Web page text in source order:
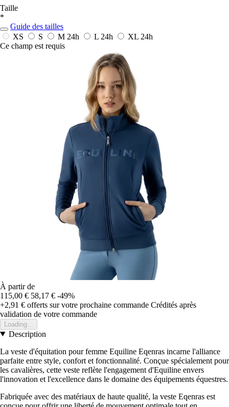
Taille
*
Guide des tailles
XS
S M 24h L 24h XL 24h
Ce champ est requis
À partir de
115,00 € 58,17 € -49%
+2,91 € offerts sur votre prochaine commande Crédités après
validation de votre commande
Loading...
Description
La veste d'équitation pour femme Equiline Eqenras incarne l'alliance
parfaite entre style, confort et fonctionnalité. Conçue spécialement pour
les cavalières, cette veste reflète l'engagement d'Equiline envers
l'innovation et l'excellence dans le domaine des équipements équestres.
Fabriquée avec des matériaux de haute qualité, la veste Eqenras est